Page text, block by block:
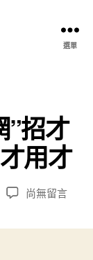
選單
”招才
用才
在
尚無留言